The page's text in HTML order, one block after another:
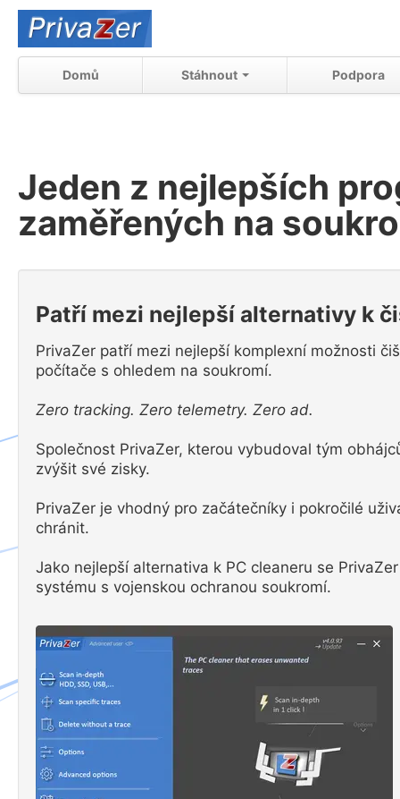
Domů Stáhnout Podpora
Jeden z nejlepších
zaměřených na
Patří mezi nejlepší alternativy k
PrivaZer patří mezi nejlepší komplexní možnosti
počítače s ohledem na soukromí.
Zero tracking. Zero telemetry. Zero ad.
Společnost PrivaZer, kterou vybudoval tým
zvýšit své zisky.
PrivaZer je vhodný pro začátečníky i pokročilé
chránit.
Jako nejlepší alternativa k PC cleaneru se
systému s vojenskou ochranou soukromí.